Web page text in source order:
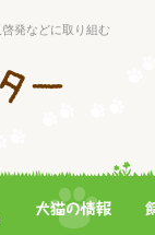
発などに取り組む